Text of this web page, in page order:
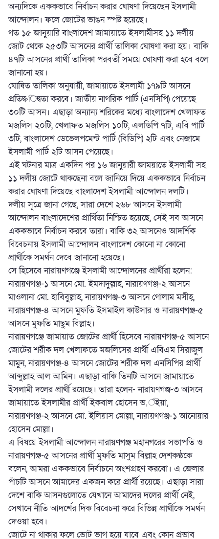
অন্যদিকে এককভাবে নির্বাচন করার ঘোষণা দিয়েছেন ইসলামী
আন্দোলন। ফলে জোটের ভাঙন স্পষ্ট হয়েছে।
গত ১৫ জানুয়ারি বাংলাদেশ জামায়াতে ইসলামীসহ ১১ দলীয়
জোট থেকে ২৫৩টি আসনের প্রার্থী তালিকা ঘোষণা করা হয়। বাকি
৪৭টি আসনের প্রার্থী তালিকা পরবর্তী সময়ে ঘোষণা করা হবে বলে
জানানো হয়।
ঘোষিত তালিকা অনুযায়ী, জামায়াতে ইসলামী ১৭৯টি আসনে
প্রতিদ্ব›িদ্বতা করবে। জাতীয় নাগরিক পার্টি (এনসিপি) পেয়েছে
৩০টি আসন। এছাড়া অন্যান্য শরিকের মধ্যে বাংলাদেশ খেলাফত
মজলিস ২০টি, খেলাফত মজলিস ১০টি, এলডিপি ৭টি, এবি পার্টি
৩টি, বাংলাদেশ ডেভেলপমেন্ট পার্টি (বিডিপি) ২টি এবং নেজামে
ইসলামী পার্টি ২টি আসন পেয়েছে।
এই ঘটনার মাত্র একদিন পর ১৬ জানুয়ারী জাময়াতে ইসলামী সহ
১১ দলীয় জোটে থাকছেনা বলে জানিয়ে দিয়ে এককভাবে নির্বাচন
করার ঘোষণা দিয়েছে বাংলাদেশ ইসলামী আন্দোলন দলটি।
দলীয় সূত্রে জানা গেছে, সারা দেশে ২৬৮ আসনে ইসলামী
আন্দোলন বাংলাদেশের প্রার্থিতা নিশ্চিত হয়েছে, সেই সব আসনে
এককভাবে নির্বাচন করবে তারা। বাকি ৩২ আসনেও আদর্শিক
বিবেচনায় ইসলামী আন্দোলন বাংলাদেশ কোনো না কোনো
প্রার্থীকে সমর্থন দেবে জানানো হয়েছে।
সে হিসেবে নারায়ণগঞ্জে ইসলামী আন্দোলনের প্রার্থীরা হলেন:
নারায়ণগঞ্জ-১ আসনে মো. ইমদাদুল্লাহ, নারায়ণগঞ্জ-২ আসনে
মাওলানা মো. হাবিবুল্লাহ, নারায়ণগঞ্জ-৩ আসনে গোলাম মসীহ্,
নারায়ণগঞ্জ-৪ আসনে মুফতি ইসমাইল কাউসার ও নারায়ণগঞ্জ-৫
আসনে মুফতি মাছুম বিল্লাহ।
নারায়ণগঞ্জে জামায়াত জোটের প্রার্থী হিসেবে নারায়ণগঞ্জ-৫ আসনে
জোটের শরীক দল খেলাফতে মজলিসের প্রার্থী এবিএম সিরাজুল
মামুন, নারায়ণগঞ্জ-৪ আসনে জোটের শরীক দল এনসিপির প্রার্থী
আব্দুল্লাহ আল আমিন। এছাড়া বাকি তিনটি আসনে জামায়াতে
ইসলামী দলের প্রার্থী রয়েছে। তারা হলেন- নারায়ণগঞ্জ-৩ আসনে
জামায়াতে ইসলামীর প্রার্থী ইকবাল হোসেন ভ‚ঁইয়া,
নারায়ণগঞ্জ-২ আসনে মো. ইলিয়াস মোল্লা, নারায়ণগঞ্জ-১ আনোয়ার
হোসেন মোল্লা।
এ বিষয়ে ইসলামী আন্দোলন নারায়ণগঞ্জ মহানগরের সভাপতি ও
নারায়ণগঞ্জ-৫ আসনের প্রার্থী মুফতি মাসুম বিল্লাহ দেশকণ্ঠকে
বলেন, আমরা এককভাবে নির্বাচনে অংশগ্রহণ করবো। এ জেলার
পাঁচটি আসনে আমাদের একজন করে প্রার্থী রয়েছে। এছাড়া সারা
দেশে বাকি আসনগুলোতে যেখানে আমাদের দলের প্রার্থী নেই,
সেখানে নীতি আদর্শের দিক বিবেচনা করে বিভিন্ন প্রার্থীকে সমর্থন
দেওয়া হবে।
জোটে না থাকার ফলে ভোট ভাগ হয়ে যাবে এবং কোন প্রভাব